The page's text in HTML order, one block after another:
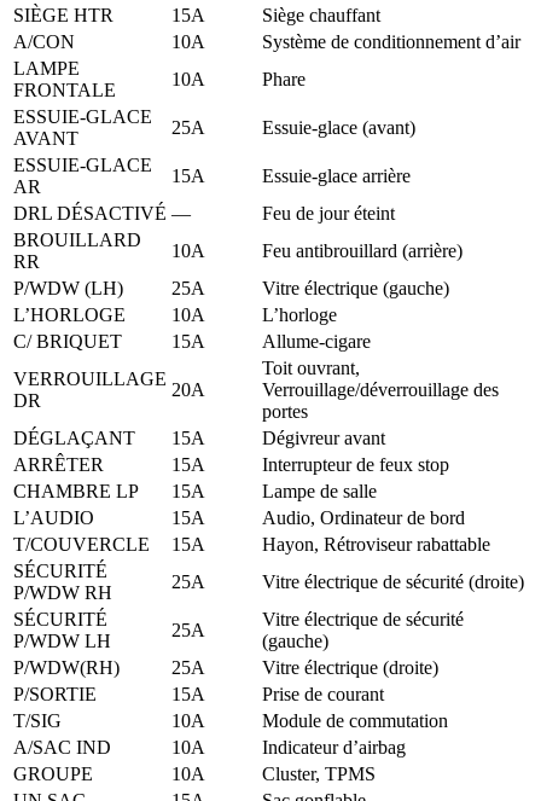
SIÈGE HTR
15A
Siège chauffant
A/CON
10A
Système de conditionnement d’air
LAMPE
FRONTALE
10A
Phare
ESSUIE-GLACE
AVANT
25A
Essuie-glace (avant)
ESSUIE-GLACE
AR
15A
Essuie-glace arrière
DRL DÉSACTIVÉ —
Feu de jour éteint
BROUILLARD
RR
10A
Feu antibrouillard (arrière)
P/WDW (LH)
25A
Vitre électrique (gauche)
L’HORLOGE
10A
L’horloge
C/ BRIQUET
15A
Allume-cigare
VERROUILLAGE
DR
20A
Toit ouvrant,
Verrouillage/déverrouillage des
portes
DÉGLAÇANT
15A
Dégivreur avant
ARRÊTER
15A
Interrupteur de feux stop
CHAMBRE LP
15A
Lampe de salle
L’AUDIO
15A
Audio, Ordinateur de bord
T/COUVERCLE
15A
Hayon, Rétroviseur rabattable
SÉCURITÉ
P/WDW RH
25A
Vitre électrique de sécurité (droite)
SÉCURITÉ
P/WDW LH
25A
Vitre électrique de sécurité
(gauche)
P/WDW(RH)
25A
Vitre électrique (droite)
P/SORTIE
15A
Prise de courant
T/SIG
10A
Module de commutation
A/SAC IND
10A
Indicateur d’airbag
GROUPE
10A
Cluster, TPMS